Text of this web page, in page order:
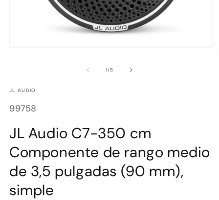
una
ventana
1/de
5
JL AUDIO
SKU:
99758
JL Audio C7-350 cm
Componente de rango medio
de 3,5 pulgadas (90 mm),
simple